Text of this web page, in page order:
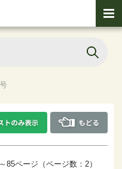
85ページ（ページ数：2）